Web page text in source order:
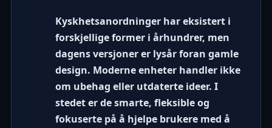
Kyskhetsanordninger har eksistert i
forskjellige former i århundrer, men
dagens versjoner er lysår foran gamle
design. Moderne enheter handler ikke
om ubehag eller utdaterte ideer. I
stedet er de smarte, fleksible og
fokuserte på å hjelpe brukere med å